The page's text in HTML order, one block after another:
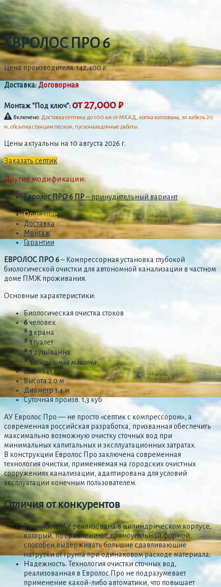
ЕВРОЛОС ПРО 6
Цена производителя:142,400₽
Доставка: Договорная
Монтаж “Под ключ”: от 27,000 ₽
Включено: Доставка септика до 100 км от МКАД, копка котлована, эл.кабель 20
м, обсыпка станции песком, пусконаладочные работы.
Цены актуальны на 10 августа 2026 г.
Заказать септик
Другие модификации:
Евролос ПРО 6 ПР– принудительный вариант
Описание
Доставка
Монтаж
Гарантии
ЕВРОЛОС ПРО 6– Компрессорная установка глубокой
биологической очистки для автономной канализации в частном
доме ПМЖ проживания.
Основные характеристики:
Биологическая очистка стоков
6человек
ᕁ 3крана
ᕁ 1туалет
ᕁ 1 душ/ванна
ᕁ 1стиральная машина
Вес – 141 кг
Высота 2.0 м
Диаметр 1.4 м
Суточная произв. 1,3 куб
АУ Евролос Про — не просто «септик с компрессором», а
современная российская разработка, призванная обеспечить
максимально возможную очистку сточных вод при
минимальных капитальных и эксплуатационных затратах.
В конструкции Евролос Про заключена современная
технология очистки, применяемая на городских очистных
сооружениях канализации, адаптирована для условий
эксплуатации конечным пользователем.
Отличия от конкурентов
Прочность. АУ реализована в цилиндрическом корпусе,
который, по сравнению с прямоугольной формой,
способен выдерживать большие сдавливающие
нагрузки от грунта при одинаковом расходе материала;
Надежность. Технология очистки сточных вод,
реализованная в Евролос Про не подразумевает
применение какой-либо автоматики, что повышает